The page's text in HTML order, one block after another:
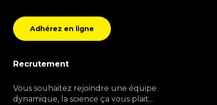
Adhérez en ligne
Recrutement
Vous souhaitez rejoindre une équipe
dynamique, la science ça vous plait...